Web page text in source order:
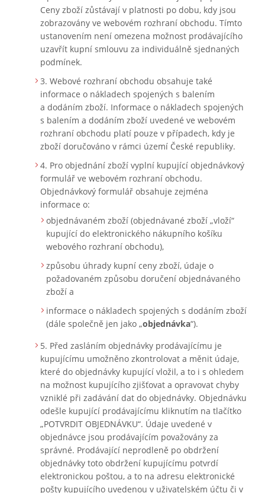
Ceny zboží zůstávají v platnosti po dobu, kdy jsou
zobrazovány ve webovém rozhraní obchodu. Tímto
ustanovením není omezena možnost prodávajícího
uzavřít kupní smlouvu za individuálně sjednaných
podmínek.
Webové rozhraní obchodu obsahuje také
informace o nákladech spojených s balením
a dodáním zboží. Informace o nákladech spojených
s balením a dodáním zboží uvedené ve webovém
rozhraní obchodu platí pouze v případech, kdy je
zboží doručováno v rámci území České republiky.
Pro objednání zboží vyplní kupující objednávkový
formulář ve webovém rozhraní obchodu.
Objednávkový formulář obsahuje zejména
informace o:
objednávaném zboží (objednávané zboží „vloží“
kupující do elektronického nákupního košíku
webového rozhraní obchodu),
způsobu úhrady kupní ceny zboží, údaje o
požadovaném způsobu doručení objednávaného
zboží a
informace o nákladech spojených s dodáním zboží
(dále společně jen jako „objednávka“).
Před zasláním objednávky prodávajícímu je
kupujícímu umožněno zkontrolovat a měnit údaje,
které do objednávky kupující vložil, a to i s ohledem
na možnost kupujícího zjišťovat a opravovat chyby
vzniklé při zadávání dat do objednávky. Objednávku
odešle kupující prodávajícímu kliknutím na tlačítko
„POTVRDIT OBJEDNÁVKU“. Údaje uvedené v
objednávce jsou prodávajícím považovány za
správné. Prodávající neprodleně po obdržení
objednávky toto obdržení kupujícímu potvrdí
elektronickou poštou, a to na adresu elektronické
pošty kupujícího uvedenou v uživatelském účtu či v